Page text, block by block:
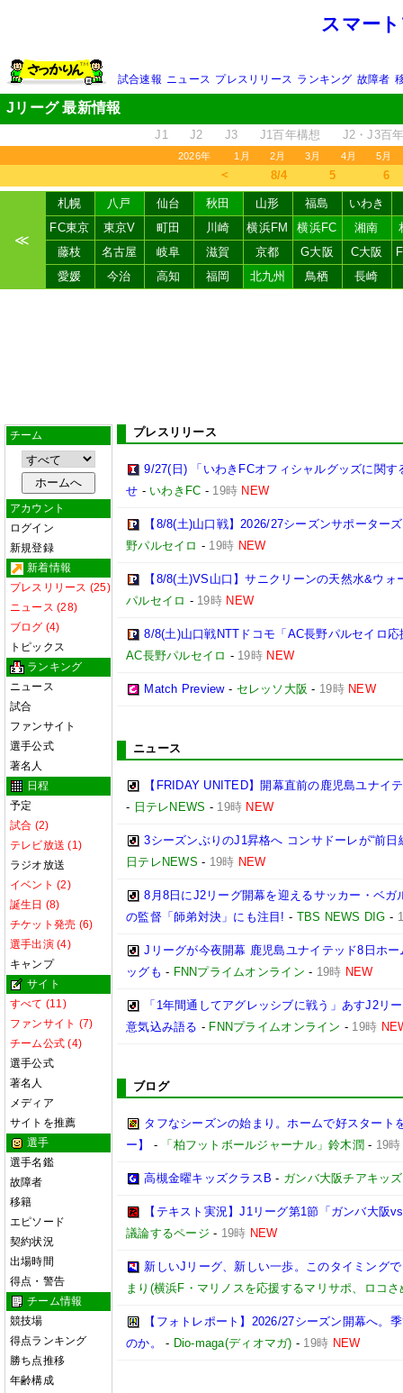
スマー
試合速報 ニュース プレスリリース ランキング 故障者
Jリーグ 最新情報
J1 J2 J3 J1百年構想 J2・J3百
2026年 1月 2月 3月 4月 5月
＜ 8/4 5 6
≪
札幌 八戸 仙台 秋田 山形 福島
いわき
FC東京
東京V 町田 川崎 横浜FM 横浜FC 湘南
藤枝
名古屋 岐阜 滋賀 京都 G大阪 C大阪
愛媛
今治 高知 福岡 北九州 鳥栖 長崎
チーム
アカウント
ログイン
新規登録
新着情報
プレスリリース (25)
ニュース (28)
ブログ (4)
トピックス
ランキング
ニュース
試合
ファンサイト
選手公式
著名人
日程
予定
試合 (2)
テレビ放送 (1)
ラジオ放送
イベント (2)
誕生日 (8)
チケット発売 (6)
選手出演 (4)
キャンプ
サイト
すべて (11)
ファンサイト (7)
チーム公式 (4)
選手公式
著名人
メディア
サイトを推薦
選手
選手名鑑
故障者
移籍
エピソード
契約状況
出場時間
得点・警告
チーム情報
競技場
得点ランキング
勝ち点推移
年齢構成
プレスリリース
9/27(日) 「いわきFCオフィシャルグッズに関
せ - いわきFC - 19時 NEW
【8/8(土)山口戦】2026/27シーズンサポーター
野パルセイロ - 19時 NEW
【8/8(土)VS山口】サニクリーンの天然水&ウ
パルセイロ - 19時 NEW
8/8(土)山口戦NTTドコモ「AC長野パルセイロ
AC長野パルセイロ - 19時 NEW
Match Preview- セレッソ大阪 - 19時 NEW
ニュース
【FRIDAY UNITED】開幕直前の鹿児島ユナイ
- 日テレNEWS - 19時 NEW
3シーズンぶりのJ1昇格へ コンサドーレが“前
日テレNEWS - 19時 NEW
8月8日にJ2リーグ開幕を迎えるサッカー・ベ
の監督「師弟対決」にも注目! - TBS NEWS DIG -
Jリーグが今夜開幕 鹿児島ユナイテッド8日ホ
ッグも - FNNプライムオンライン - 19時 NEW
「1年間通してアグレッシブに戦う」あすJ2リ
意気込み語る - FNNプライムオンライン - 19時
ブログ
タフなシーズンの始まり。ホームで好スター
ー】
- 「柏フットボールジャーナル」鈴木潤 - 19時
高槻金曜キッズクラスB - ガンバ大阪チアキッ
【テキスト実況】J1リーグ第1節「ガンバ大阪
議論するページ - 19時 NEW
新しいJリーグ、新しい一歩。このタイミング
まり(横浜F・マリノスを応援するマリサポ、ロコ
【フォトレポート】2026/27シーズン開幕へ。
のか。
- Dio-maga(ディオマガ) - 19時 NEW